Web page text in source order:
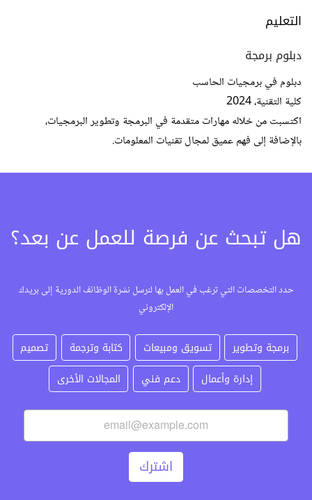
التعليم
دبلوم برمجة
دبلوم في برمجيات الحاسب
كلية التقنية، 2024
اكتسبت من خلاله مهارات متقدمة في البرمجة وتطوير البرمجيات،
بالإضافة إلى فهم عميق لمجال تقنيات المعلومات.
هل تبحث عن فرصة للعمل عن بعد؟
حدد التخصصات التي ترغب في العمل بها لنرسل نشرة الوظائف الدورية إلى بريدك
الإلكتروني
برمجة وتطوير تسويق ومبيعات كتابة وترجمة
تصميم
إدارة وأعمال
دعم فني المجالات الأخرى
اشترك